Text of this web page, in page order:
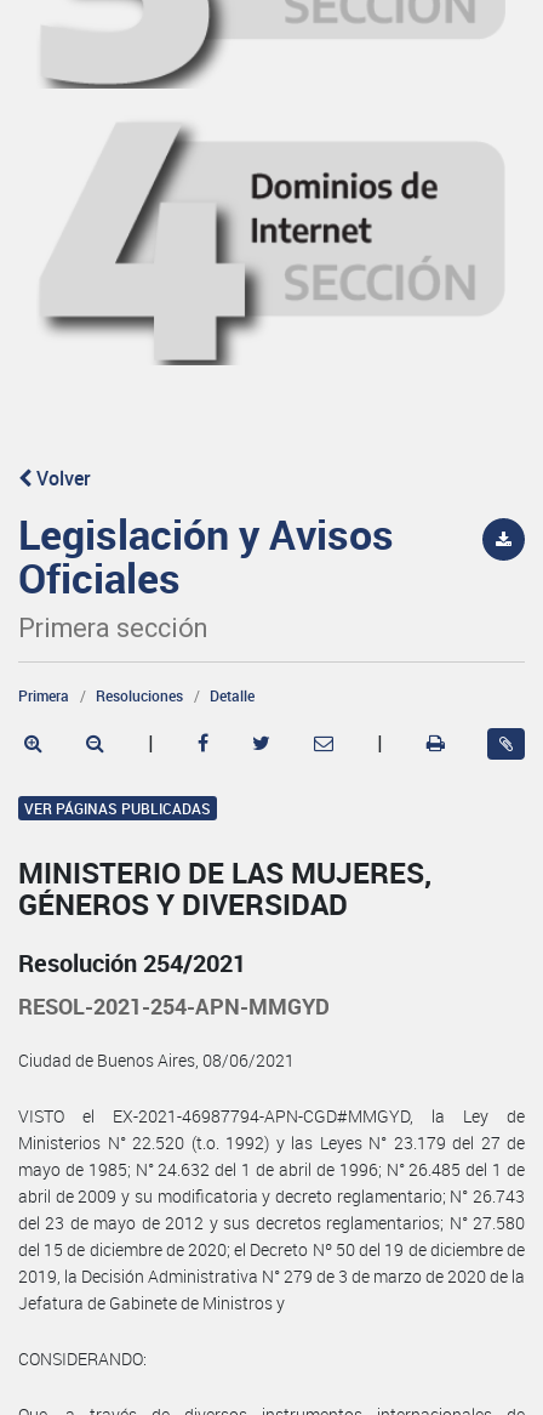
Volver
Legislación y Avisos
Oficiales
Primera sección
Primera Resoluciones Detalle
| |
VER PÁGINAS PUBLICADAS
MINISTERIO DE LAS MUJERES,
GÉNEROS Y DIVERSIDAD
Resolución 254/2021
RESOL-2021-254-APN-MMGYD
Ciudad de Buenos Aires, 08/06/2021
VISTO el EX-2021-46987794-APN-CGD#MMGYD, la Ley de
Ministerios N° 22.520 (t.o. 1992) y las Leyes N° 23.179 del 27 de
mayo de 1985; N° 24.632 del 1 de abril de 1996; N° 26.485 del 1 de
abril de 2009 y su modificatoria y decreto reglamentario; N° 26.743
del 23 de mayo de 2012 y sus decretos reglamentarios; N° 27.580
del 15 de diciembre de 2020; el Decreto Nº 50 del 19 de diciembre de
2019, la Decisión Administrativa N° 279 de 3 de marzo de 2020 de la
Jefatura de Gabinete de Ministros y
CONSIDERANDO: